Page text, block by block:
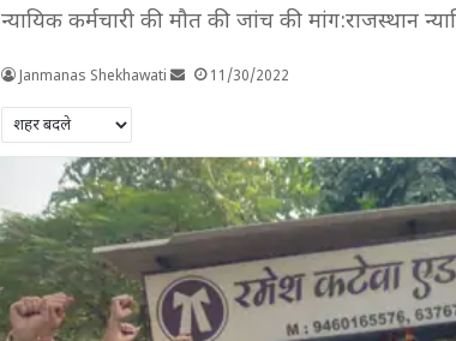
न्यायिक कर्मचारी की मौत की जांच की मांग:राजस्थान
Janmanas Shekhawati 11/30/2022